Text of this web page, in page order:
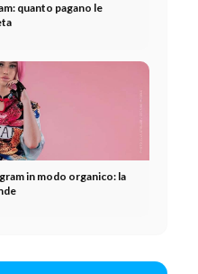
quanto pagano le
in modo organico: la